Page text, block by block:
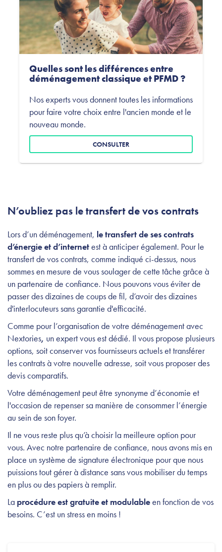
Quelles sont les différences entre
déménagement classique et PFMD ?
Nos experts vous donnent toutes les informations
pour faire votre choix entre l'ancien monde et le
nouveau monde.
CONSULTER
N’oubliez pas le transfert de vos contrats
Lors d’un déménagement, le transfert de ses contrats
d’énergie et d’internetest à anticiper également. Pour le
transfert de vos contrats, comme indiqué ci-dessus, nous
sommes en mesure de vous soulager de cette tâche grâce à
un partenaire de confiance. Nous pouvons vous éviter de
passer des dizaines de coups de fil, d’avoir des dizaines
d'interlocuteurs sans garantie d'efficacité.
Comme pour l’organisation de votre déménagement avec
Nextories, un expert vous est dédié. Il vous propose plusieurs
options, soit conserver vos fournisseurs actuels et transférer
les contrats à votre nouvelle adresse, soit vous proposer des
devis comparatifs.
Votre déménagement peut être synonyme d’économie et
l'occasion de repenser sa manière de consommer l’énergie
au sein de son foyer.
Il ne vous reste plus qu’à choisir la meilleure option pour
vous. Avec notre partenaire de confiance, nous avons mis en
place un système de signature électronique pour que nous
puissions tout gérer à distance sans vous mobiliser du temps
en plus ou des papiers à remplir.
La procédure est gratuite et modulableen fonction de vos
besoins. C’est un stress en moins !